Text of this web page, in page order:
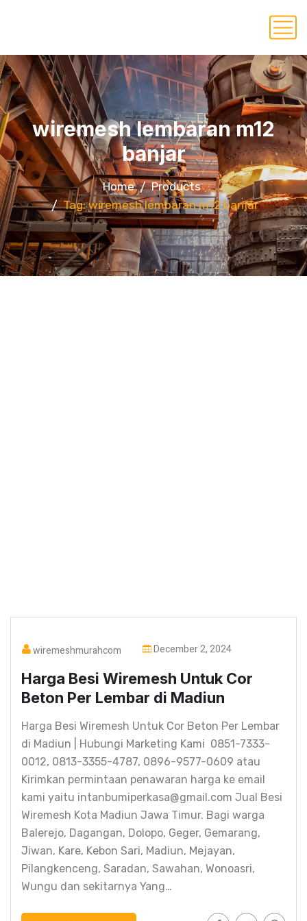
wiremesh lembaran m12
banjar
Home
Products
Tag: wiremesh lembaran m12 banjar
wiremeshmurahcom December 2, 2024
Harga Besi Wiremesh Untuk Cor
Beton Per Lembar di Madiun
Harga Besi Wiremesh Untuk Cor Beton Per Lembar
di Madiun | Hubungi Marketing Kami 0851-7333-
0012, 0813-3355-4787, 0896-9577-0609 atau
Kirimkan permintaan penawaran harga ke email
kami yaitu intanbumiperkasa@gmail.com Jual Besi
Wiremesh Kota Madiun Jawa Timur. Bagi warga
Balerejo, Dagangan, Dolopo, Geger, Gemarang,
Jiwan, Kare, Kebon Sari, Madiun, Mejayan,
Pilangkenceng, Saradan, Sawahan, Wonoasri,
Wungu dan sekitarnya Yang…